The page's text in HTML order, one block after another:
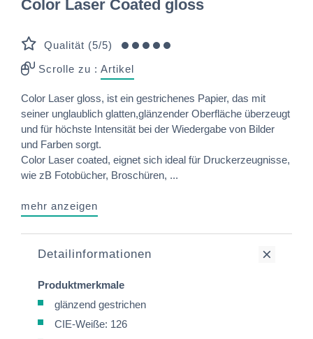
Color Laser Coated gloss
Qualität (5/5)
Scrolle zu : Artikel
Color Laser gloss, ist ein gestrichenes Papier, das mit
seiner unglaublich glatten,glänzender Oberfläche überzeugt
und für höchste Intensität bei der Wiedergabe von Bilder
und Farben sorgt.
Color Laser coated, eignet sich ideal für Druckerzeugnisse,
wie zB Fotobücher, Broschüren, ...
mehr anzeigen
Detailinformationen
Produktmerkmale
glänzend gestrichen
CIE-Weiße: 126